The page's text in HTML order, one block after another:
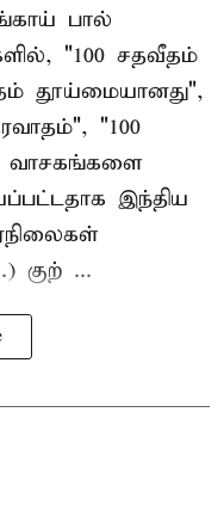
பால்
"100 சதவீதம்
தூய்மையானது",
"100
வாசகங்களை
இந்திய
...